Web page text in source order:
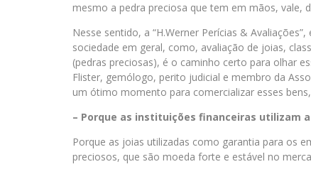
mesmo a pedra preciosa que tem em mãos, vale,
Nesse sentido, a “H.Werner Perícias &
sociedade em geral, como, avaliação de joias,
(pedras preciosas), é o caminho certo para olhar
Flister, gemólogo, perito judicial e membro da
um ótimo momento para comercializar esses
– Porque as instituições financeiras utilizam
Porque as joias utilizadas como garantia para os
preciosos, que são moeda forte e estável no